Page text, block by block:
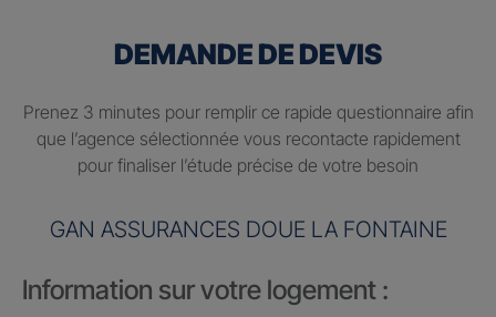
DEMANDE DE DEVIS
Prenez 3 minutes pour remplir ce rapide questionnaire afin
que l’agence sélectionnée vous recontacte rapidement
pour finaliser l’étude précise de votre besoin
GAN ASSURANCES DOUE LA FONTAINE
Information sur votre logement :